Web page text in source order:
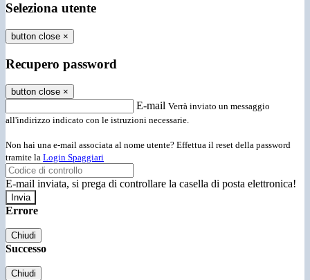
Seleziona utente
button close ×
Recupero password
button close ×
E-mail Verrà inviato un messaggio
all'indirizzo indicato con le istruzioni necessarie.
Non hai una e-mail associata al nome utente? Effettua il reset della password
tramite la Login Spaggiari
E-mail inviata, si prega di controllare la casella di posta elettronica!
Errore
Chiudi
Successo
Chiudi